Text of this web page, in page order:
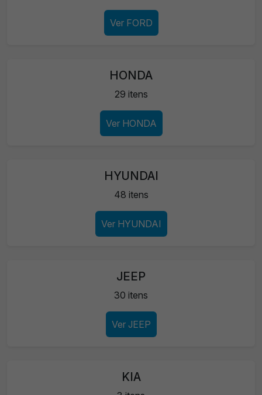
Ver FORD
HONDA
29 itens
Ver HONDA
HYUNDAI
48 itens
Ver HYUNDAI
JEEP
30 itens
Ver JEEP
KIA